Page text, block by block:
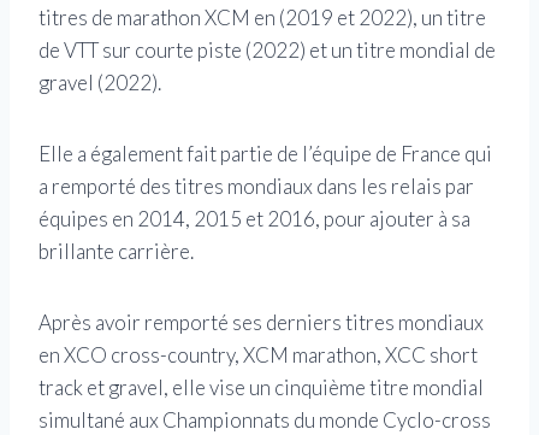
titres de marathon XCM en (2019 et 2022), un titre
de VTT sur courte piste (2022) et un titre mondial de
gravel (2022).
Elle a également fait partie de l’équipe de France qui
a remporté des titres mondiaux dans les relais par
équipes en 2014, 2015 et 2016, pour ajouter à sa
brillante carrière.
Après avoir remporté ses derniers titres mondiaux
en XCO cross-country, XCM marathon, XCC short
track et gravel, elle vise un cinquième titre mondial
simultané aux Championnats du monde Cyclo-cross